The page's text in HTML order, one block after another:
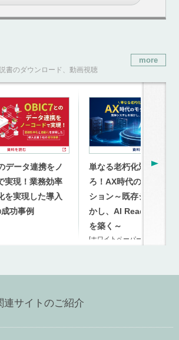
書のダウンロード、動画視聴
more
データ連携をノ
実現！業務効率
を実現した導入
功事例
単なる老朽化対策を超
ろ！AX時代のモダナイ
ション～既存システム
かし、AI Readyな連携
を築く～
[ホワイトペーパー]
連サイトのご紹介